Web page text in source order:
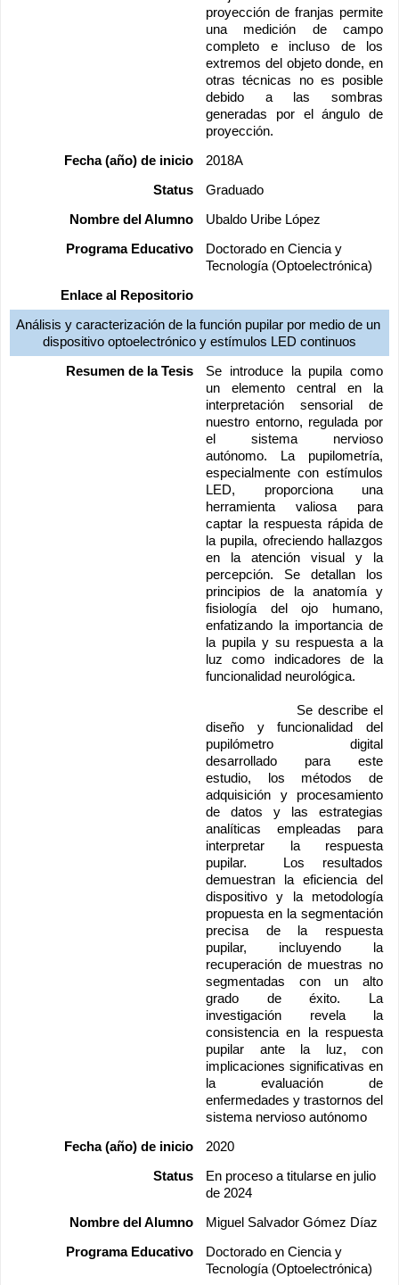
proyección de franjas permite
una medición de campo
completo e incluso de los
extremos del objeto donde, en
otras técnicas no es posible
debido a las sombras
generadas por el ángulo de
proyección.
Fecha (año) de inicio 2018A
Status Graduado
Nombre del Alumno Ubaldo Uribe López
Programa Educativo
Doctorado en Ciencia y
Tecnología (Optoelectrónica)
Enlace al Repositorio
Análisis y caracterización de la función pupilar por medio de un
dispositivo optoelectrónico y estímulos LED continuos
Resumen de la Tesis
Se introduce la pupila como
un elemento central en la
interpretación sensorial de
nuestro entorno, regulada por
el sistema nervioso
autónomo. La pupilometría,
especialmente con estímulos
LED, proporciona una
herramienta valiosa para
captar la respuesta rápida de
la pupila, ofreciendo hallazgos
en la atención visual y la
percepción. Se detallan los
principios de la anatomía y
fisiología del ojo humano,
enfatizando la importancia de
la pupila y su respuesta a la
luz como indicadores de la
funcionalidad neurológica.
diseño y funcionalidad del
pupilómetro digital
desarrollado para este
estudio, los métodos de
adquisición y procesamiento
de datos y las estrategias
analíticas empleadas para
interpretar la respuesta
pupilar.  Los resultados
demuestran la eficiencia del
dispositivo y la metodología
propuesta en la segmentación
precisa de la respuesta
pupilar, incluyendo la
recuperación de muestras no
segmentadas con un alto
grado de éxito. La
investigación revela la
consistencia en la respuesta
pupilar ante la luz, con
implicaciones significativas en
la evaluación de
enfermedades y trastornos del
sistema nervioso autónomo
Fecha (año) de inicio 2020
Status
En proceso a titularse en julio
de 2024
Nombre del Alumno Miguel Salvador Gómez Díaz
Programa Educativo
Doctorado en Ciencia y
Tecnología (Optoelectrónica)